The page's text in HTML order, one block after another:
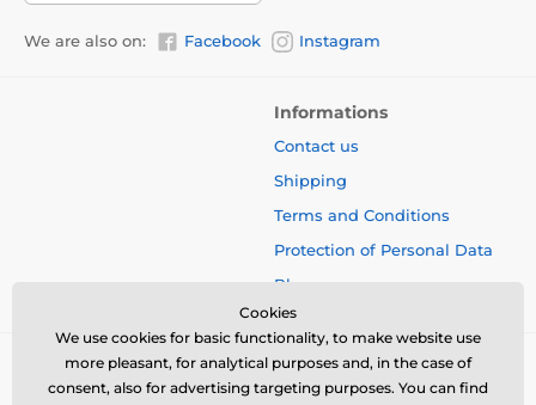
We are also on: Facebook Instagram
Informations
Contact us
Shipping
Terms and Conditions
Protection of Personal Data
Blog
Cookies
We use cookies for basic functionality, to make website use
more pleasant, for analytical purposes and, in the case of
consent, also for advertising targeting purposes. You can find